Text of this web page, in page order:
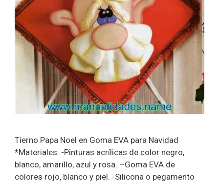
Tierno Papa Noel en Goma EVA para Navidad
*Materiales: -Pinturas acrílicas de color negro,
blanco, amarillo, azul y rosa. –Goma EVA de
colores rojo, blanco y piel. -Silicona o pegamento